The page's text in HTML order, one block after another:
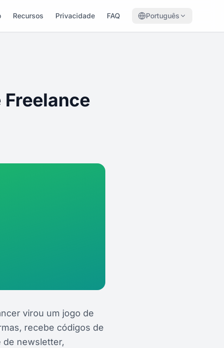
Recursos Privacidade FAQ Português
virou um jogo de
recebe códigos de
de newsletter,